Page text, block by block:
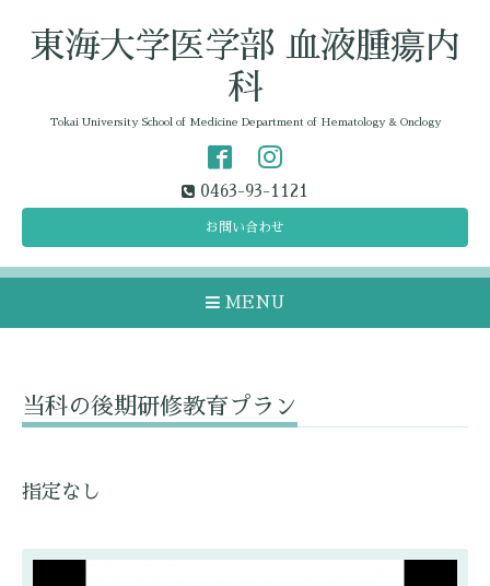
東海大学医学部 血液腫瘍内
科
Tokai University School of Medicine Department of Hematology & Onclogy
0463-93-1121
お問い合わせ
MENU
当科の後期研修教育プラン
指定なし